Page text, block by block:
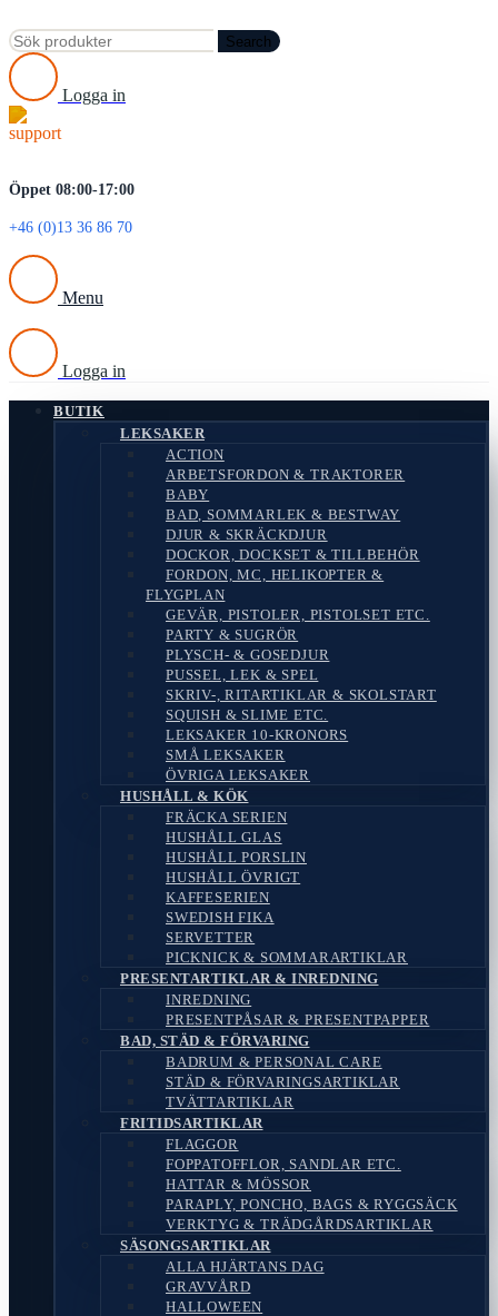
Search
Logga in
Öppet 08:00-17:00
+46 (0)13 36 86 70
Menu
Logga in
BUTIK
LEKSAKER
ACTION
ARBETSFORDON & TRAKTORER
BABY
BAD, SOMMARLEK & BESTWAY
DJUR & SKRÄCKDJUR
DOCKOR, DOCKSET & TILLBEHÖR
FORDON, MC, HELIKOPTER &
FLYGPLAN
GEVÄR, PISTOLER, PISTOLSET ETC.
PARTY & SUGRÖR
PLYSCH- & GOSEDJUR
PUSSEL, LEK & SPEL
SKRIV-, RITARTIKLAR & SKOLSTART
SQUISH & SLIME ETC.
LEKSAKER 10-KRONORS
SMÅ LEKSAKER
ÖVRIGA LEKSAKER
HUSHÅLL & KÖK
FRÄCKA SERIEN
HUSHÅLL GLAS
HUSHÅLL PORSLIN
HUSHÅLL ÖVRIGT
KAFFESERIEN
SWEDISH FIKA
SERVETTER
PICKNICK & SOMMARARTIKLAR
PRESENTARTIKLAR & INREDNING
INREDNING
PRESENTPÅSAR & PRESENTPAPPER
BAD, STÄD & FÖRVARING
BADRUM & PERSONAL CARE
STÄD & FÖRVARINGSARTIKLAR
TVÄTTARTIKLAR
FRITIDSARTIKLAR
FLAGGOR
FOPPATOFFLOR, SANDLAR ETC.
HATTAR & MÖSSOR
PARAPLY, PONCHO, BAGS & RYGGSÄCK
VERKTYG & TRÄDGÅRDSARTIKLAR
SÄSONGSARTIKLAR
ALLA HJÄRTANS DAG
GRAVVÅRD
HALLOWEEN